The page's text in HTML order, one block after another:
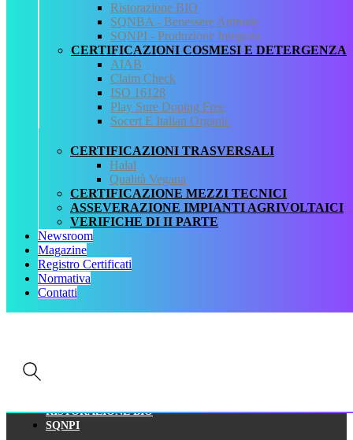
Ristorazione BIO
SQNBA - Benessere Animale
SQNPI - Produzione Integrata
CERTIFICAZIONI COSMESI E DETERGENZA
AIAB
Claim Check
ISO 16128
Play Sure Doping Free
Socert E Italian Organic
CERTIFICAZIONI TRASVERSALI
Halal
Qualità Vegana
CERTIFICAZIONE MEZZI TECNICI
ASSEVERAZIONE IMPIANTI AGRIVOLTAICI
VERIFICHE DI II PARTE
Newsroom
Magazine
Registro Certificati
Normativa
Contatti
Fonte normativa
Utilizzo dei mezzi tecnici in agricoltura biologica (all. II B
Reg. CEE 2092/91). Piretrine estratte da Crisanthemum
cinerarefolium in risposta a specifico quesito da parte di AIAB
sui coadiuvanti nel piretro.
Circolare n. 9890896 del 17 giugno 1998.pdf
QCertificazioni
SERVIZI
REGISTRO CERTIFICATI
NORMATIVA
AREA DOWNLOAD
POLITICA QHSE
FAQ – DOMANDE FREQUENTI
CONTATTI
Servizi
RISTORAZIONE BIO
SQNPI